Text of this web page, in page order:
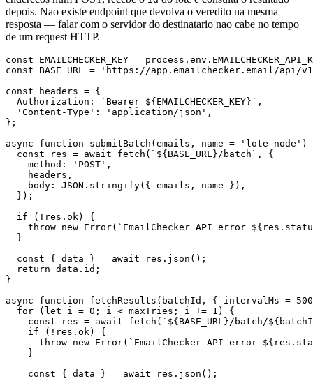
depois. Nao existe endpoint que devolva o veredito na mesma
resposta — falar com o servidor do destinatario nao cabe no tempo
de um request HTTP.
const EMAILCHECKER_KEY =
const BASE_URL = 'https://app.emailchecker.email/api/
const headers = {
  Authorization: `Bearer ${EMAILCHECKER_KEY}`,
  'Content-Type': 'application/json',
};
async function submitBatch(emails, name = 'lote-node')
  const res = await fetch(`${BASE_URL}/batch`, {
    method: 'POST',
    headers,
    body: JSON.stringify({ emails, name }),
  });
  if (!res.ok) {
throw new Error(`EmailChecker API error
  }
  const { data } = await res.json();
  return data.id;
}
async function fetchResults(batchId, { intervalMs =
  for (let i = 0; i < maxTries; i += 1) {
const res = await fetch(`${BASE_URL}/batch/
    if (!res.ok) {
throw new Error(`EmailChecker API error
    }
    const { data } = await res.json();